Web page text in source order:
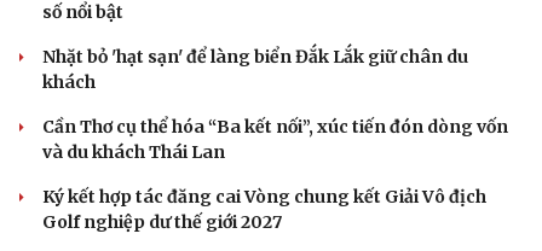
Văn hóa
Văn học
Âm nhạc
Giải trí
Thời trang
số nổi bật
Nhặt bỏ 'hạt sạn' để làng biển Đắk Lắk giữ chân du
khách
Cần Thơ cụ thể hóa “Ba kết nối”, xúc tiến đón dòng vốn
và du khách Thái Lan
Ký kết hợp tác đăng cai Vòng chung kết Giải Vô địch
Golf nghiệp dư thế giới 2027